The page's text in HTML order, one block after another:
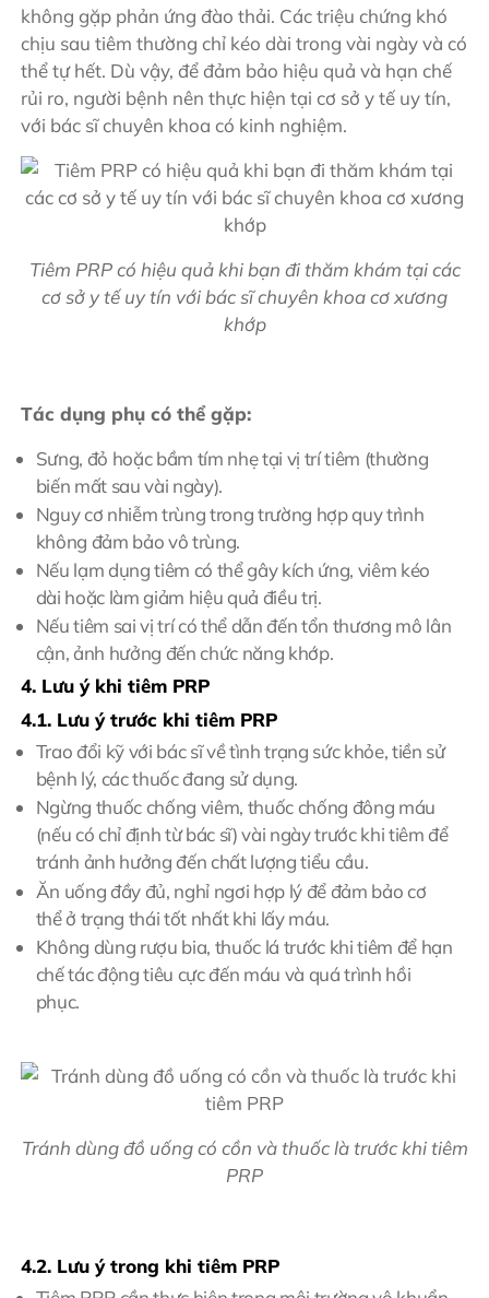
không gặp phản ứng đào thải. Các triệu chứng khó
chịu sau tiêm thường chỉ kéo dài trong vài ngày và có
thể tự hết. Dù vậy, để đảm bảo hiệu quả và hạn chế
rủi ro, người bệnh nên thực hiện tại cơ sở y tế uy tín,
với bác sĩ chuyên khoa có kinh nghiệm.
Tiêm PRP có hiệu quả khi bạn đi thăm khám tại các
cơ sở y tế uy tín với bác sĩ chuyên khoa cơ xương
khớp
Tác dụng phụ có thể gặp:
Sưng, đỏ hoặc bầm tím nhẹ tại vị trí tiêm (thường
biến mất sau vài ngày).
Nguy cơ nhiễm trùng trong trường hợp quy trình
không đảm bảo vô trùng.
Nếu lạm dụng tiêm có thể gây kích ứng, viêm kéo
dài hoặc làm giảm hiệu quả điều trị.
Nếu tiêm sai vị trí có thể dẫn đến tổn thương mô lân
cận, ảnh hưởng đến chức năng khớp.
4. Lưu ý khi tiêm PRP
4.1. Lưu ý trước khi tiêm PRP
Trao đổi kỹ với bác sĩ về tình trạng sức khỏe, tiền sử
bệnh lý, các thuốc đang sử dụng.
Ngừng thuốc chống viêm, thuốc chống đông máu
(nếu có chỉ định từ bác sĩ) vài ngày trước khi tiêm để
tránh ảnh hưởng đến chất lượng tiểu cầu.
Ăn uống đầy đủ, nghỉ ngơi hợp lý để đảm bảo cơ
thể ở trạng thái tốt nhất khi lấy máu.
Không dùng rượu bia, thuốc lá trước khi tiêm để hạn
chế tác động tiêu cực đến máu và quá trình hồi
phục.
Tránh dùng đồ uống có cồn và thuốc là trước khi tiêm
PRP
4.2. Lưu ý trong khi tiêm PRP